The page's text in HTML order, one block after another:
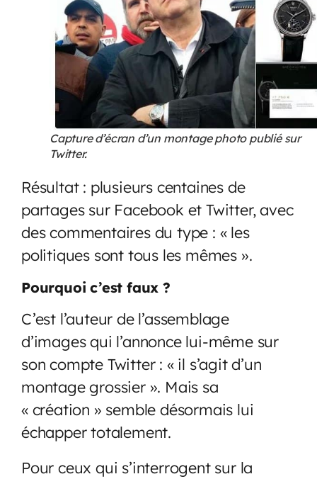
Capture d’écran d’un montage photo publié sur
Twitter.
Résultat : plusieurs centaines de
partages sur Facebook et Twitter, avec
des commentaires du type : « les
politiques sont tous les mêmes ».
Pourquoi c’est faux ?
C’est l’auteur de l’assemblage
d’images qui l’annonce lui-même sur
son compte Twitter : « il s’agit d’un
montage grossier ». Mais sa
« création » semble désormais lui
échapper totalement.
Pour ceux qui s’interrogent sur la